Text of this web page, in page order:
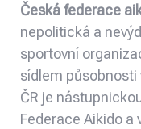
Česká federace
nepolitická a
sportovní
sídlem působnosti
ČR je
Federace Aikido a